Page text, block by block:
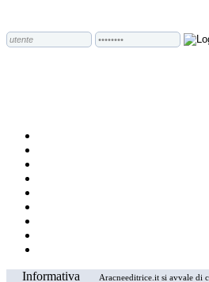
Informativa Aracneeditrice.it si avvale di